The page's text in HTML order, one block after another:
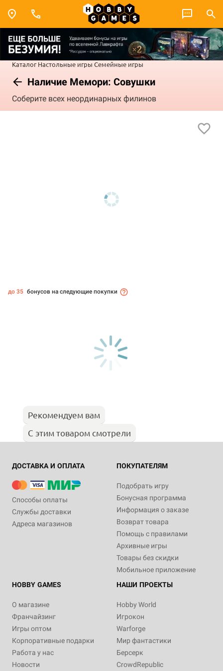
Каталог Настольные игры Семейные игры
Наличие Мемори: Совушки
Соберите всех неординарных филинов
до 35 бонусов на следующие покупки
Рекомендуем вам
С этим товаром смотрели
ДОСТАВКА И ОПЛАТА
Способы оплаты
Службы доставки
Адреса магазинов
ПОКУПАТЕЛЯМ
Подобрать игру
Бонусная программа
Информация о заказе
Возврат товара
Помощь с правилами
Архивные игры
Товары без скидки
Мобильное приложение
HOBBY GAMES
О магазине
Франчайзинг
Игры оптом
Корпоративные подарки
Работа у нас
Новости
НАШИ ПРОЕКТЫ
Hobby World
Игрокон
Warforge
Мир фантастики
Берсерк
CrowdRepublic